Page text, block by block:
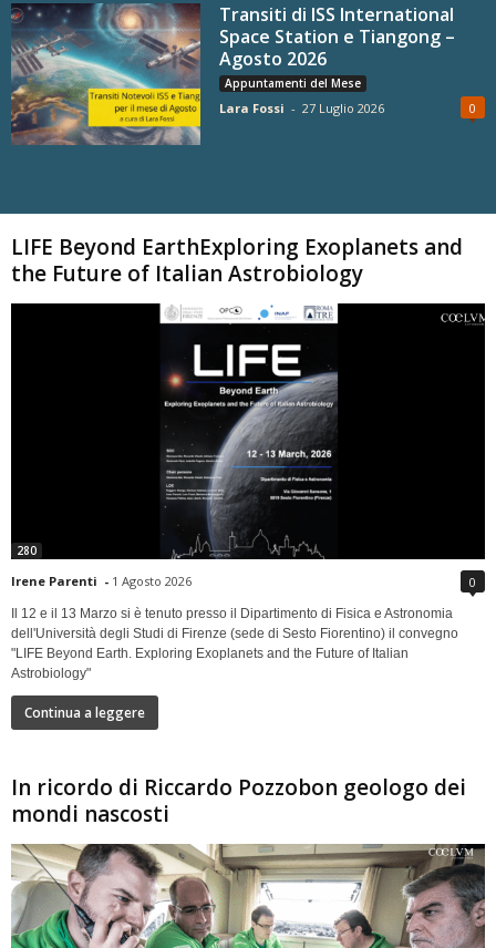
Transiti di ISS International
Space Station e Tiangong –
Agosto 2026
Appuntamenti del Mese
Lara Fossi - 27 Luglio 2026 0
LIFE Beyond EarthExploring Exoplanets and
the Future of Italian Astrobiology
280
Irene Parenti - 1 Agosto 2026 0
Il 12 e il 13 Marzo si è tenuto presso il Dipartimento di Fisica e Astronomia
dell'Università degli Studi di Firenze (sede di Sesto Fiorentino) il convegno
"LIFE Beyond Earth. Exploring Exoplanets and the Future of Italian
Astrobiology"
Continua a leggere
In ricordo di Riccardo Pozzobon geologo dei
mondi nascosti